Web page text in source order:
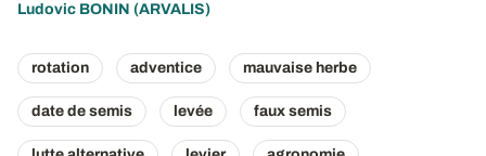
Ludovic BONIN (ARVALIS)
rotation adventice mauvaise herbe
date de semis levée faux semis